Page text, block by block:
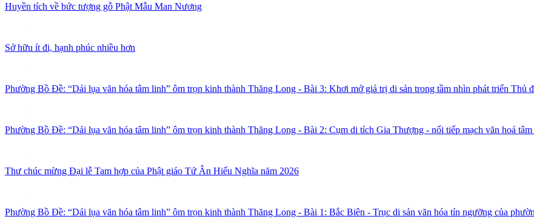
Huyền tích về bức tượng gỗ Phật Mẫu Man Nương
Sở hữu ít đi, hạnh phúc nhiều hơn
Phường Bồ Đề: “Dải lụa văn hóa tâm linh” ôm trọn kinh thành Thăng Long - Bài 3: Khơi mở giá trị di sản trong tầm nhìn phát triển Thủ
Phường Bồ Đề: “Dải lụa văn hóa tâm linh” ôm trọn kinh thành Thăng Long - Bài 2: Cụm di tích Gia Thượng - nối tiếp mạch văn hoá
Thư chúc mừng Đại lễ Tam hợp của Phật giáo Tứ Ân Hiếu Nghĩa năm 2026
Phường Bồ Đề: “Dải lụa văn hóa tâm linh” ôm trọn kinh thành Thăng Long - Bài 1: Bắc Biên - Trục di sản văn hóa tín ngưỡng của